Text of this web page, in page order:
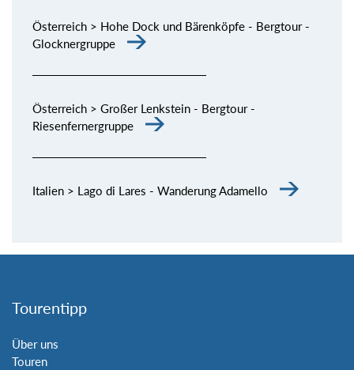
Österreich > Hohe Dock und Bärenköpfe - Bergtour -
Glocknergruppe
Österreich > Großer Lenkstein - Bergtour -
Riesenfernergruppe
Italien > Lago di Lares - Wanderung Adamello
Tourentipp
Über uns
Touren